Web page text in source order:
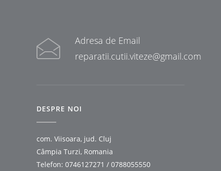
Adresa de Email
reparatii.cutii.viteze@gmail.com
DESPRE NOI
com. Viisoara, jud. Cluj
Câmpia Turzi, Romania
Telefon: 0746127271 / 0788055550